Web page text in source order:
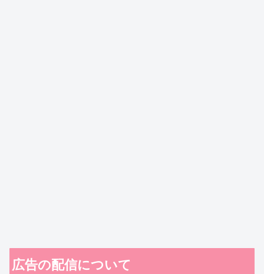
広告の配信について